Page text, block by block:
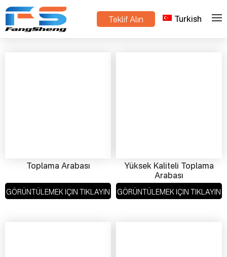
Teklif Alın Turkish
Ev > Ürünler
Toplama Arabası
GÖRÜNTÜLEMEK IÇIN TIKLAYIN
Yüksek Kaliteli Toplama
Arabası
GÖRÜNTÜLEMEK IÇIN TIKLAYIN